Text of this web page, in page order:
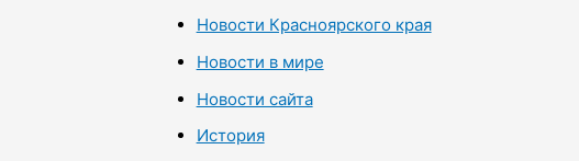
Новости Красноярского края
Новости в мире
Новости сайта
История